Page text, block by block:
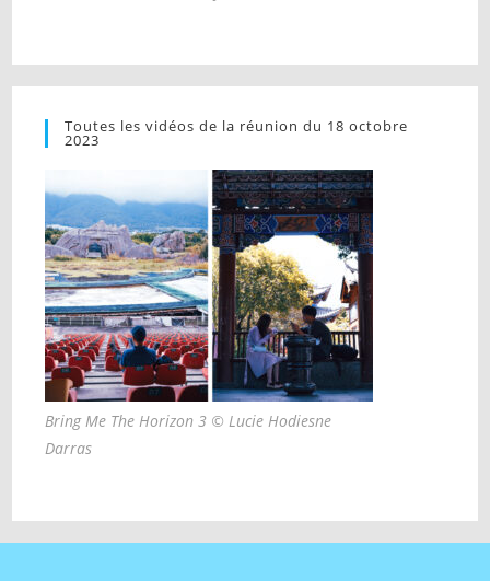
Toutes les vidéos de la réunion du 18 octobre
2023
Bring Me The Horizon 3 © Lucie Hodiesne
Darras